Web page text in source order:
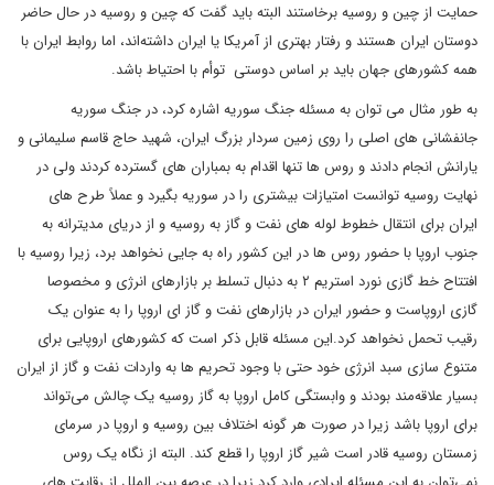
حمایت از چین و روسیه برخاستند البته باید گفت که چین و روسیه در حال حاضر
دوستان ایران هستند و رفتار بهتری از آمریکا یا ایران داشته‌اند، اما روابط ایران با
همه کشورهای جهان باید بر اساس دوستی توأم با احتیاط باشد.
به طور مثال می توان به مسئله جنگ سوریه اشاره کرد، در جنگ سوریه
جانفشانی های اصلی را روی زمین سردار بزرگ ایران، شهید حاج قاسم سلیمانی و
یارانش انجام دادند و روس ها تنها اقدام به بمباران های گسترده کردند ولی در
نهایت روسیه توانست امتیازات بیشتری را در سوریه بگیرد و عملاً طرح های
ایران برای انتقال خطوط لوله های نفت و گاز به روسیه و از دریای مدیترانه به
جنوب اروپا با حضور روس ها در این کشور راه به جایی نخواهد برد، زیرا روسیه با
افتتاح خط گازی نورد استریم ۲ به دنبال تسلط بر بازارهای انرژی و مخصوصا
گازی اروپاست و حضور ایران در بازارهای نفت و گاز ای اروپا را به عنوان یک
رقیب تحمل نخواهد کرد.این مسئله قابل ذکر است که کشورهای اروپایی برای
متنوع سازی سبد انرژی خود حتی با وجود تحریم ها به واردات نفت و گاز از ایران
بسیار علاقه‌مند بودند و وابستگی کامل اروپا به گاز روسیه یک چالش می‌تواند
برای اروپا باشد زیرا در صورت هر گونه اختلاف بین روسیه و اروپا در سرمای
زمستان روسیه قادر است شیر گاز اروپا را قطع کند. البته از نگاه یک روس